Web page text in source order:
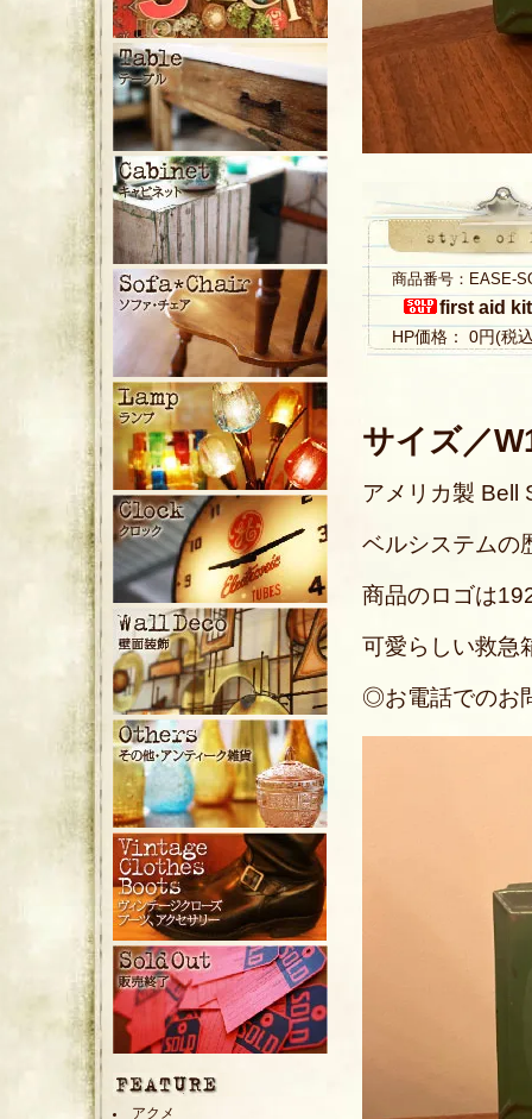
商品番号：EASE-
first aid
HP価格： 0円(税
サイズ／
アメリカ製 Bell
ベルシステムの
商品のロゴは
可愛らしい救急
◎お電話でのお
アクメ